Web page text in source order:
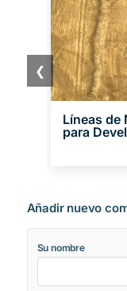
Líneas de
para
❮
Añadir nuevo
Su nombre